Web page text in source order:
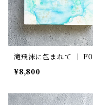
滝飛沫に包まれて ｜ F0
¥8,800